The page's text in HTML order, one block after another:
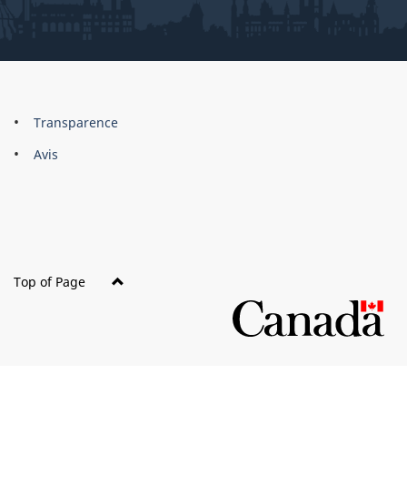
About
this
Brand
Transparence
Avis
Top of Page